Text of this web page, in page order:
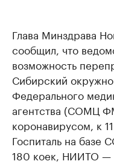
Глава Минздрава
сообщил, что
возможность
Сибирский
Федерального
агентства (СОМЦ
коронавирусом, к
Госпиталь на
180 коек, НИИТО —